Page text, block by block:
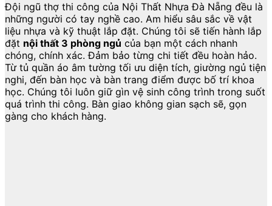
Đội ngũ thợ thi công của Nội Thất Nhựa Đà Nẵng đều là
những người có tay nghề cao. Am hiểu sâu sắc về vật
liệu nhựa và kỹ thuật lắp đặt. Chúng tôi sẽ tiến hành lắp
đặt nội thất 3 phòng ngủ của bạn một cách nhanh
chóng, chính xác. Đảm bảo từng chi tiết đều hoàn hảo.
Từ tủ quần áo âm tường tối ưu diện tích, giường ngủ tiện
nghi, đến bàn học và bàn trang điểm được bố trí khoa
học. Chúng tôi luôn giữ gìn vệ sinh công trình trong suốt
quá trình thi công. Bàn giao không gian sạch sẽ, gọn
gàng cho khách hàng.